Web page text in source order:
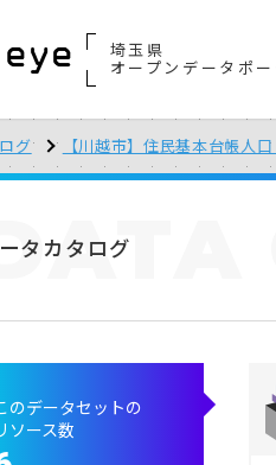
埼玉県
オープンデータポ
グ 【川越市】住民基本台帳人
タカタログ
のデータセットの
ソース数